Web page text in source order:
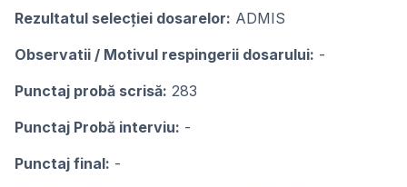
Rezultatul selecţiei dosarelor: ADMIS
Observatii / Motivul respingerii dosarului: -
Punctaj probă scrisă: 283
Punctaj Probă interviu: -
Punctaj final: -